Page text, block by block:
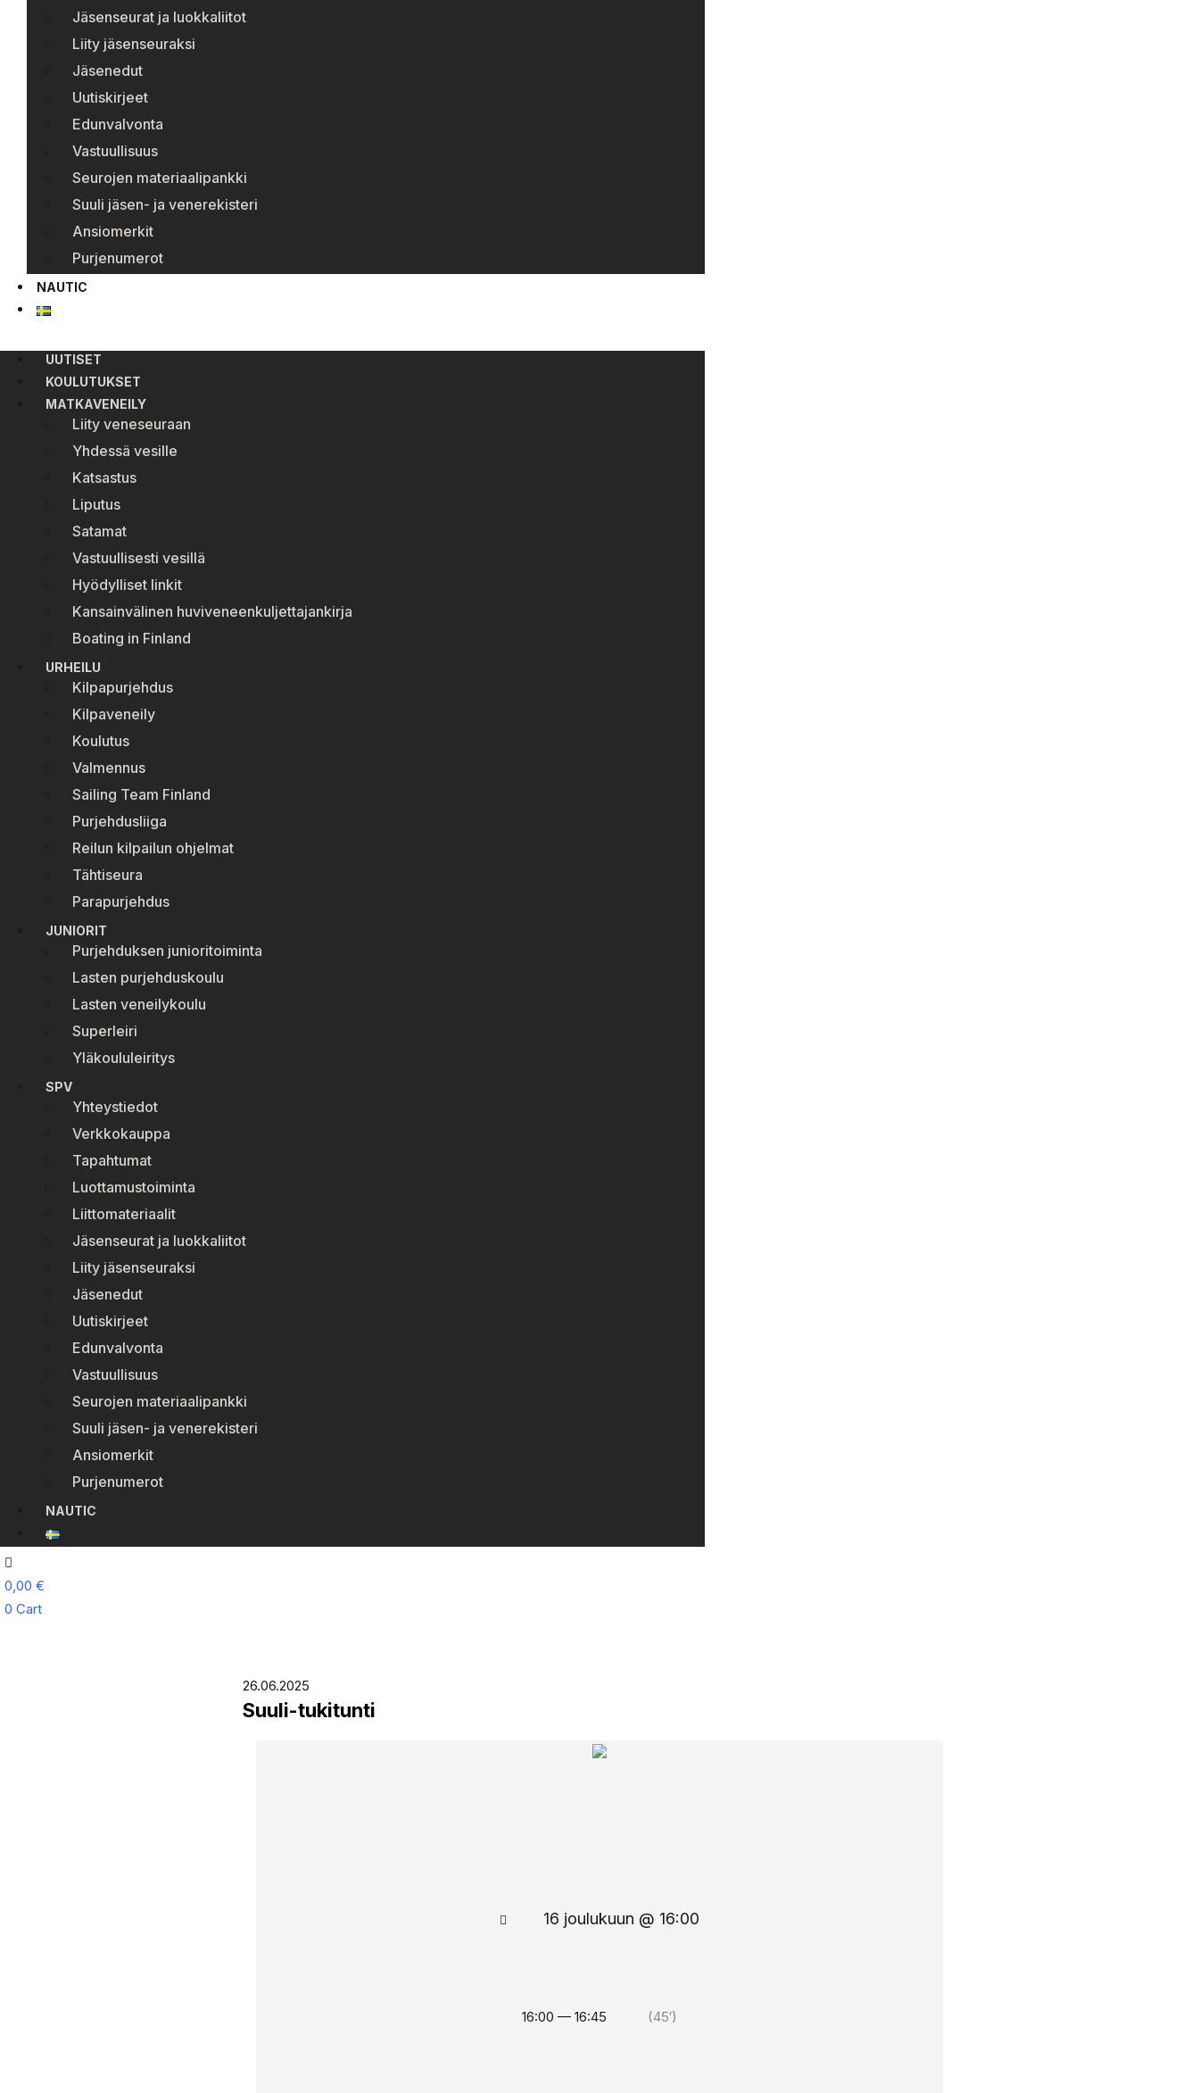
Jäsenseurat ja luokkaliitot
Liity jäsenseuraksi
Jäsenedut
Uutiskirjeet
Edunvalvonta
Vastuullisuus
Seurojen materiaalipankki
Suuli jäsen- ja venerekisteri
Ansiomerkit
Purjenumerot
NAUTIC
UUTISET
KOULUTUKSET
MATKAVENEILY
Liity veneseuraan
Yhdessä vesille
Katsastus
Liputus
Satamat
Vastuullisesti vesillä
Hyödylliset linkit
Kansainvälinen huviveneenkuljettajankirja
Boating in Finland
URHEILU
Kilpapurjehdus
Kilpaveneily
Koulutus
Valmennus
Sailing Team Finland
Purjehdusliiga
Reilun kilpailun ohjelmat
Tähtiseura
Parapurjehdus
JUNIORIT
Purjehduksen junioritoiminta
Lasten purjehduskoulu
Lasten veneilykoulu
Superleiri
Yläkoululeiritys
SPV
Yhteystiedot
Verkkokauppa
Tapahtumat
Luottamustoiminta
Liittomateriaalit
Jäsenseurat ja luokkaliitot
Liity jäsenseuraksi
Jäsenedut
Uutiskirjeet
Edunvalvonta
Vastuullisuus
Seurojen materiaalipankki
Suuli jäsen- ja venerekisteri
Ansiomerkit
Purjenumerot
NAUTIC
0,00 €
0 Cart
26.06.2025
Suuli-tukitunti
16 joulukuun @ 16:00
16:00 — 16:45 (45′)